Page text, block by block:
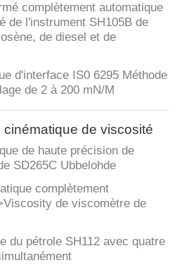
complètement automatique
de l'instrument SH105B de
de diesel et de
d'interface IS0 6295 Méthode
de 2 à 200 mN/M
de viscosité
de haute précision de
SD265C Ubbelohde
complètement
de viscomètre de
du pétrole SH112 avec quatre